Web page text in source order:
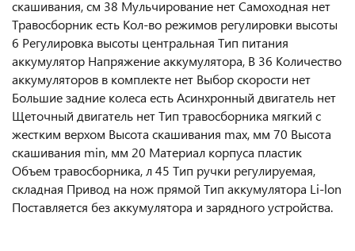
скашивания, см 38 Мульчирование нет Самоходная нет
Травосборник есть Кол-во режимов регулировки высоты
6 Регулировка высоты центральная Тип питания
аккумулятор Напряжение аккумулятора, В 36 Количество
аккумуляторов в комплекте нет Выбор скорости нет
Большие задние колеса есть Асинхронный двигатель нет
Щеточный двигатель нет Тип травосборника мягкий с
жестким верхом Высота скашивания max, мм 70 Высота
скашивания min, мм 20 Материал корпуса пластик
Объем травосборника, л 45 Тип ручки регулируемая,
складная Привод на нож прямой Тип аккумулятора Li-lon
Поставляется без аккумулятора и зарядного устройства.